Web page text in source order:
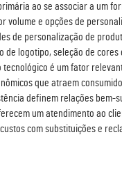
ao se associar a um
e opções de
de personalização de
logotipo, seleção de
é um fator
que atraem
definem relações bem-
um atendimento ao
com substituições e